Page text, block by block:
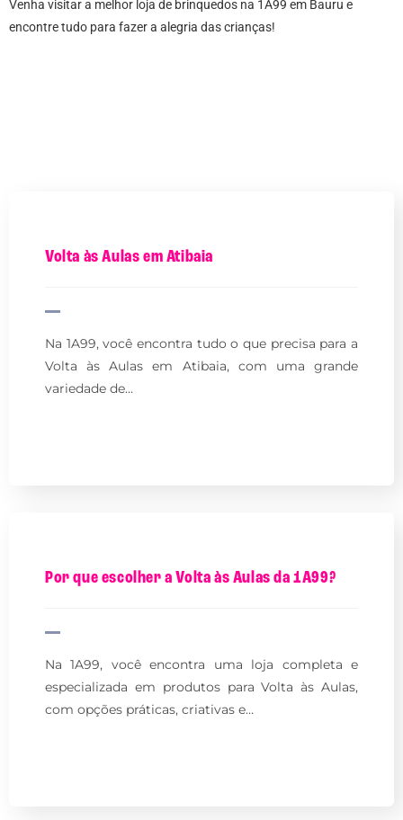
Venha visitar a melhor loja de brinquedos na 1A99 em Bauru e
encontre tudo para fazer a alegria das crianças!
Volta às Aulas em Atibaia
Na 1A99, você encontra tudo o que precisa para a
Volta às Aulas em Atibaia, com uma grande
variedade de…
Por que escolher a Volta às Aulas da 1A99?
Na 1A99, você encontra uma loja completa e
especializada em produtos para Volta às Aulas,
com opções práticas, criativas e…